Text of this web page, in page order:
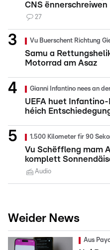
CNS ënnerschreiwen
27
Vu Buerschent Richtung
Samu a
Motorrad am Asaz
Gianni Infantino nees an
UEFA huet
héich
1.500 Kilometer fir 90
Vu Schëffleng mam
komplett
Audio
Weider News
Aus